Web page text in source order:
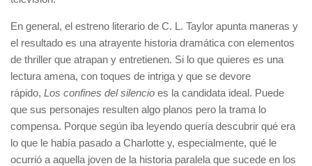
En general, el estreno literario de C. L. Taylor apunta maneras y
el resultado es una atrayente historia dramática con elementos
de thriller que atrapan y entretienen. Si lo que quieres es una
lectura amena, con toques de intriga y que se devore
rápido, Los confines del silencio es la candidata ideal. Puede
que sus personajes resulten algo planos pero la trama lo
compensa. Porque según iba leyendo quería descubrir qué era
lo que le había pasado a Charlotte y, especialmente, qué le
ocurrió a aquella joven de la historia paralela que sucede en los